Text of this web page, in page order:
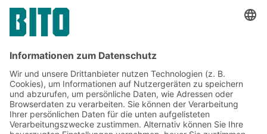
Unternehmenskommunikation
& Presse
Jetzt beim BITO Newsletter
anmelden: